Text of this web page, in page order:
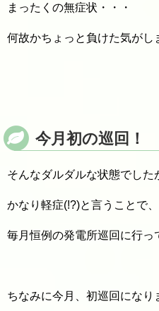
まったくの無症状・・・
何故かちょっと負けた気がし
今月初の巡回！
そんなダルダルな状態でした
かなり軽症(!?)と言うことで、
毎月恒例の発電所巡回に行っ
ちなみに今月、初巡回になり